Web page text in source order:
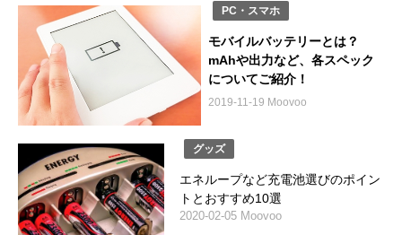
PC・スマホ
モバイルバッテリーとは？
mAhや出力など、各スペック
についてご紹介！
2019-11-19 Moovoo
グッズ
エネループなど充電池選びのポイン
トとおすすめ10選
2020-02-05 Moovoo